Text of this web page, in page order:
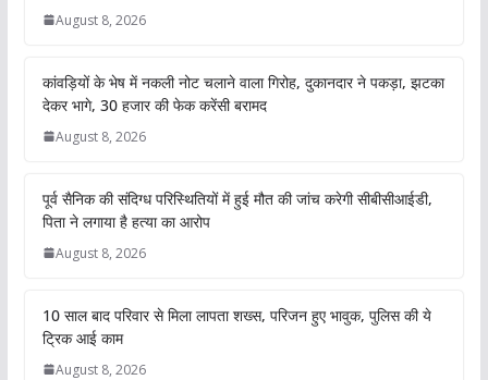
August 8, 2026
कांवड़ियों के भेष में नकली नोट चलाने वाला गिरोह, दुकानदार ने पकड़ा, झटका
देकर भागे, 30 हजार की फेक करेंसी बरामद
August 8, 2026
पूर्व सैनिक की संदिग्ध परिस्थितियों में हुई मौत की जांच करेगी सीबीसीआईडी,
पिता ने लगाया है हत्या का आरोप
August 8, 2026
10 साल बाद परिवार से मिला लापता शख्स, परिजन हुए भावुक, पुलिस की ये
ट्रिक आई काम
August 8, 2026